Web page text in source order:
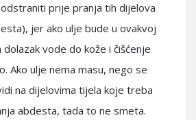
prije pranja tih dijelova
jer ako ulje bude u ovakvoj
vode do kože i čišćenje
Ako ulje nema masu, nego se
na dijelovima tijela koje treba
abdesta, tada to ne smeta.